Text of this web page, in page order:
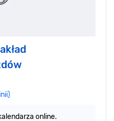
online.